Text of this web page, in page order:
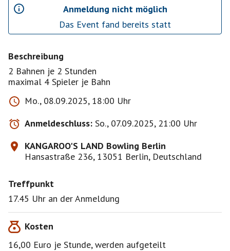
Anmeldung nicht möglich
Das Event fand bereits statt
Beschreibung
2 Bahnen je 2 Stunden
maximal 4 Spieler je Bahn
Mo., 08.09.2025, 18:00 Uhr
Anmeldeschluss: So., 07.09.2025, 21:00 Uhr
KANGAROO'S LAND Bowling Berlin
Hansastraße 236, 13051 Berlin, Deutschland
Treffpunkt
17.45 Uhr an der Anmeldung
Kosten
16,00 Euro je Stunde, werden aufgeteilt